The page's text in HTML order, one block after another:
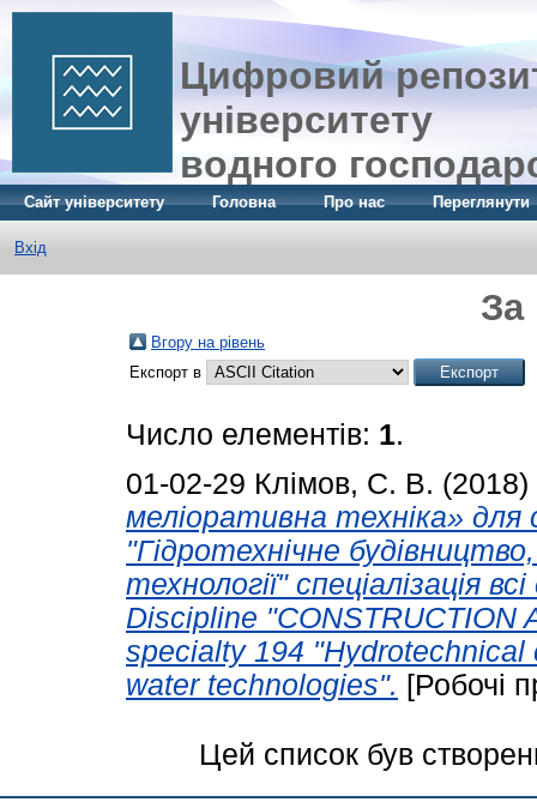
Цифровий
університету
водного
Сайт університету Головна Про нас Переглянути
Вхід
Вгору на рівень
Експорт в
Число елементів: 1.
01-02-29 Клімов, С. В. (2018)
меліоративна техніка» для
"Гідротехнічне
технології" спеціалізація
Discipline "CONSTRUCTION
specialty 194
water technologies". [Робочі
Цей список був